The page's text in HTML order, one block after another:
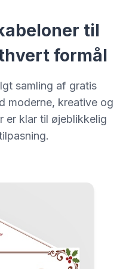
til
formål
samling af gratis
moderne, kreative og
er klar til øjeblikkelig